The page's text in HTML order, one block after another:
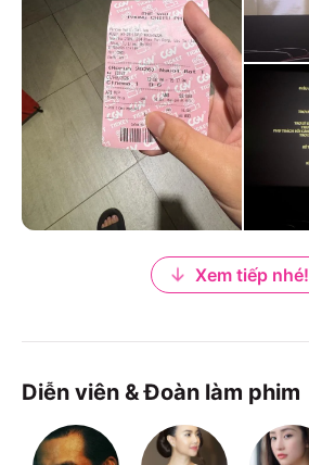
Xem tiếp nhé!
Diễn viên & Đoàn làm phim